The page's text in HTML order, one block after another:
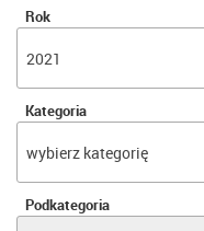
Rok
2021
Kategoria
wybierz kategorię
Podkategoria